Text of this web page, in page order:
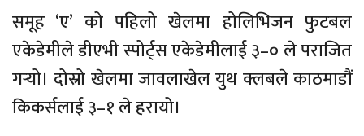
समूह ‘ए’ को पहिलो खेलमा होलिभिजन फुटबल
एकेडेमीले डीएभी स्पोर्ट्स एकेडेमीलाई ३–० ले पराजित
गर्‍यो। दोस्रो खेलमा जावलाखेल युथ क्लबले काठमाडौं
किकर्सलाई ३–१ ले हरायो।